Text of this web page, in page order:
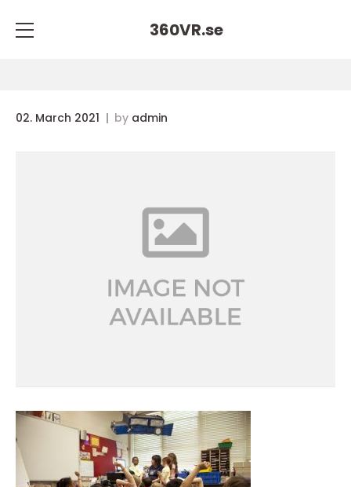
360VR.se
02. March 2021 by admin